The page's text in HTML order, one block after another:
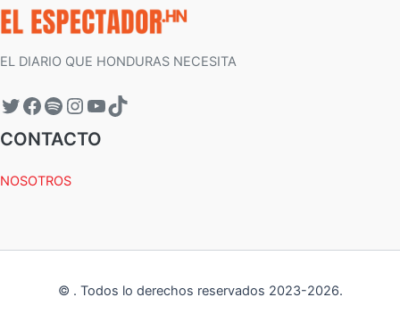
EL DIARIO QUE HONDURAS NECESITA
CONTACTO
NOSOTROS
© . Todos lo derechos reservados 2023-2026.